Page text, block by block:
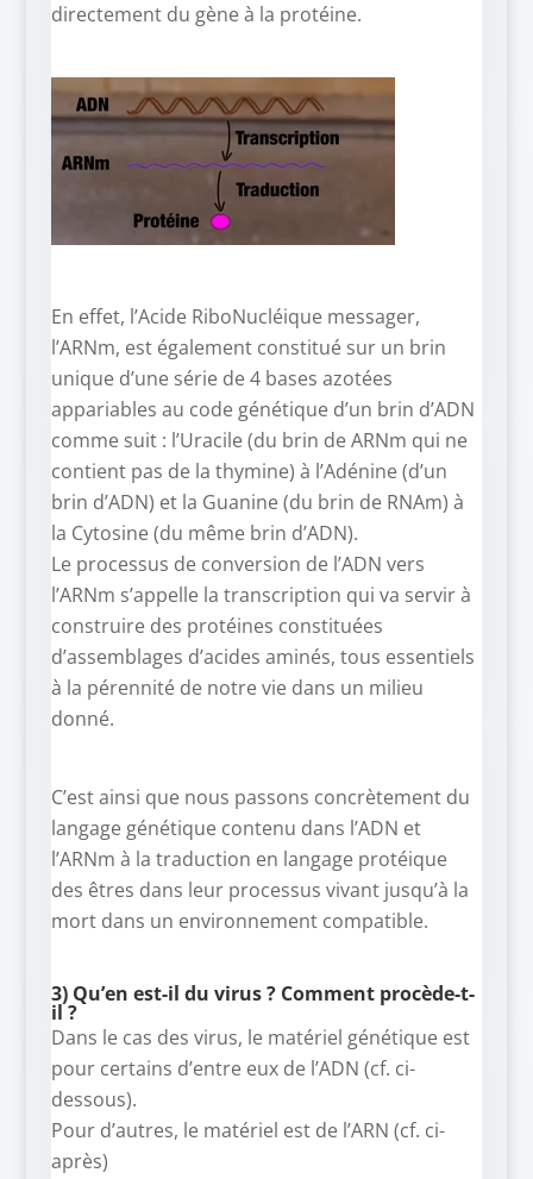
directement du gène à la protéine.
En effet, l’Acide RiboNucléique messager,
l’ARNm, est également constitué sur un brin
unique d’une série de 4 bases azotées
appariables au code génétique d’un brin d’ADN
comme suit : l’Uracile (du brin de ARNm qui ne
contient pas de la thymine) à l’Adénine (d’un
brin d’ADN) et la Guanine (du brin de RNAm) à
la Cytosine (du même brin d’ADN).
Le processus de conversion de l’ADN vers
l’ARNm s’appelle la transcription qui va servir à
construire des protéines constituées
d’assemblages d’acides aminés, tous essentiels
à la pérennité de notre vie dans un milieu
donné.
C’est ainsi que nous passons concrètement du
langage génétique contenu dans l’ADN et
l’ARNm à la traduction en langage protéique
des êtres dans leur processus vivant jusqu’à la
mort dans un environnement compatible.
3) Qu’en est-il du virus ? Comment procède-t-
il ?
Dans le cas des virus, le matériel génétique est
pour certains d’entre eux de l’ADN (cf. ci-
dessous).
Pour d’autres, le matériel est de l’ARN (cf. ci-
après)